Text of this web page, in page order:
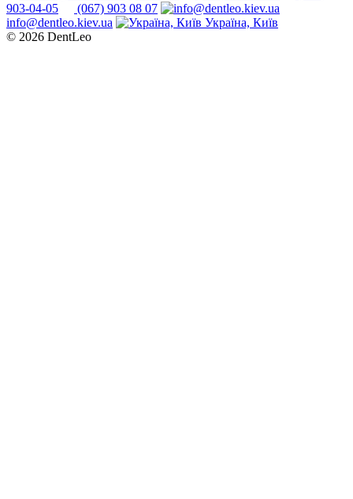
903-04-05
(067) 903 08 07
info@dentleo.kiev.ua
Україна, Київ
© 2026 DentLeo